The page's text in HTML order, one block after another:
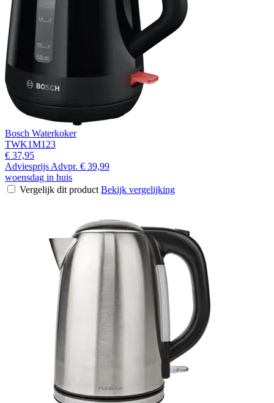
Bosch Waterkoker
TWK1M123
€ 37,95
Adviesprijs Advpr. € 39,99
woensdag in huis
Vergelijk dit product Bekijk vergelijking